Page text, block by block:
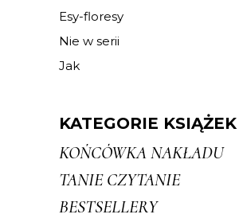
Esy-floresy
Nie w serii
Jak
KATEGORIE KSIĄŻEK
KOŃCÓWKA NAKŁADU
TANIE CZYTANIE
BESTSELLERY